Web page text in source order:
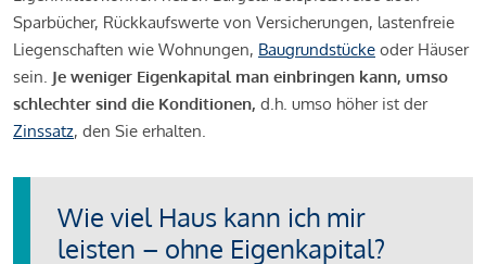
Sparbücher, Rückkaufswerte von Versicherungen, lastenfreie
Liegenschaften wie Wohnungen, Baugrundstücke oder Häuser
sein. Je weniger Eigenkapital man einbringen kann, umso
schlechter sind die Konditionen, d.h. umso höher ist der
Zinssatz, den Sie erhalten.
Wie viel Haus kann ich mir
leisten – ohne Eigenkapital?